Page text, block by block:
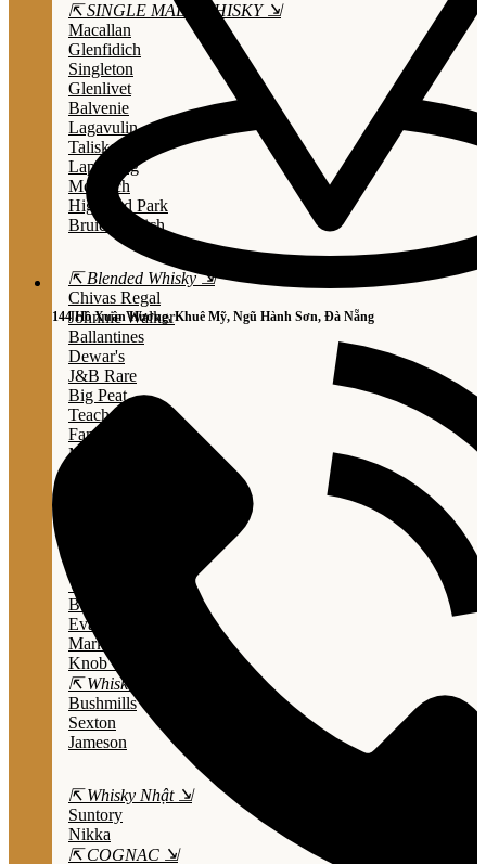
144 Hồ Xuân Hương, Khuê Mỹ, Ngũ Hành Sơn, Đà Nẵng
⇱ SINGLE MALT WHISKY ⇲
Macallan
Glenfidich
Singleton
Glenlivet
Balvenie
Lagavulin
Talisker
Laphroaig
Mortlach
Highland Park
Bruichladdich
⇱ Blended Whisky ⇲
Chivas Regal
Johnnie Walker
Ballantines
Dewar's
J&B Rare
Big Peat
Teacher's
Famous Grouse
Monkey Shouder
Wild Turkey
Bulleit Bourbon
Evan Williams
Marker's Mark
Knob Creek
⇱ Whiskey Ailen ⇲
Bushmills
Sexton
Jameson
⇱ Whisky Nhật ⇲
Suntory
Nikka
⇱ COGNAC ⇲